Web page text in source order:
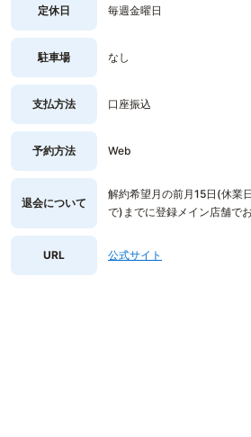
定休日 毎週金曜日
駐車場 なし
支払方法 口座振込
予約方法 Web
退会について
解約希望月の前月15日(休業
で)までに登録メイン店舗で
URL 公式サイト